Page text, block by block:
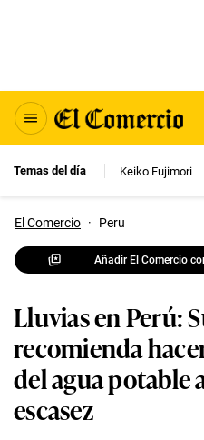
Temas del día Keiko Fujimori
El Comercio · Peru
Añadir El Comercio
Lluvias en Perú:
recomienda
del agua potable
escasez